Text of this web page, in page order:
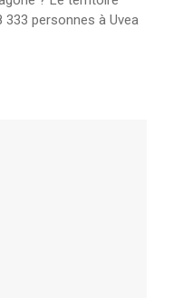
personnes à Uvea